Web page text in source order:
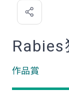
喜
歡
作品賞